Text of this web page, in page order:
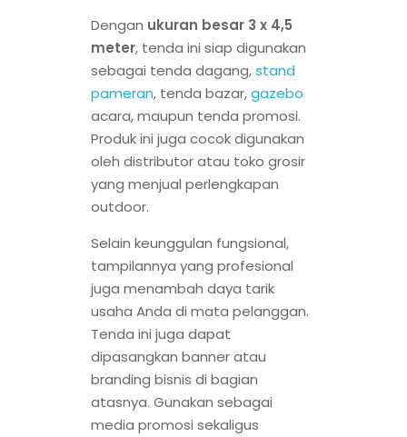
Dengan ukuran besar 3 x 4,5
meter, tenda ini siap digunakan
sebagai tenda dagang,stand
pameran, tenda bazar,gazebo
acara, maupun tenda promosi.
Produk ini juga cocok digunakan
oleh distributor atau toko grosir
yang menjual perlengkapan
outdoor.
Selain keunggulan fungsional,
tampilannya yang profesional
juga menambah daya tarik
usaha Anda di mata pelanggan.
Tenda ini juga dapat
dipasangkan banner atau
branding bisnis di bagian
atasnya. Gunakan sebagai
media promosi sekaligus